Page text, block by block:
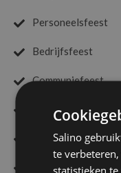
Personeelsfeest
Bedrijfsfeest
Communiefeest
Productpresentatie
Seminar / Congress
Huwelijksjubileum
Salino
te
statistieken